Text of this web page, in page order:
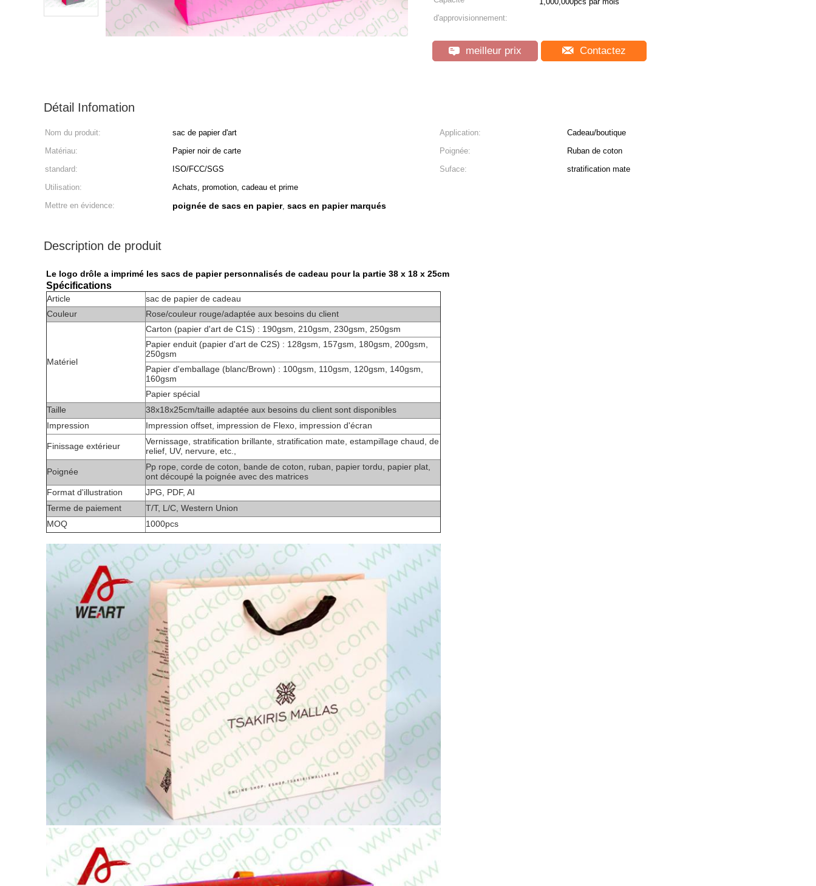
d'approvisionnement:
meilleur prix Contactez
Détail Infomation
Nom du produit: sac de papier d'art Application:
Cadeau/boutique
Matériau:
Papier noir de carte Poignée:
Ruban de coton
standard:
ISO/FCC/SGS Suface:
stratification mate
Utilisation:
Achats, promotion, cadeau et prime
Mettre en évidence:
poignée de sacs en papier, sacs en papier marqués
Description de produit
Le logo drôle a imprimé les sacs de papier personnalisés de cadeau pour la partie 38 x 18 x 25cm
Spécifications
Article
sac de papier de cadeau
Couleur
Rose/couleur rouge/adaptée aux besoins du client
Matériel
Carton (papier d'art de C1S) : 190gsm, 210gsm, 230gsm, 250gsm
Papier enduit (papier d'art de C2S) : 128gsm, 157gsm, 180gsm, 200gsm,
250gsm
Papier d'emballage (blanc/Brown) : 100gsm, 110gsm, 120gsm, 140gsm,
160gsm
Papier spécial
Taille
38x18x25cm/taille adaptée aux besoins du client sont disponibles
Impression
Impression offset, impression de Flexo, impression d'écran
Finissage extérieur
Vernissage, stratification brillante, stratification mate, estampillage chaud, de
relief, UV, nervure, etc.,
Poignée
Pp rope, corde de coton, bande de coton, ruban, papier tordu, papier plat,
ont découpé la poignée avec des matrices
Format d'illustration
JPG, PDF, AI
Terme de paiement
T/T, L/C, Western Union
MOQ
1000pcs